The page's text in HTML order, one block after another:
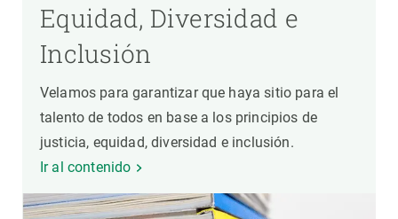
Equidad, Diversidad e
Inclusión
Velamos para garantizar que haya sitio para el
talento de todos en base a los principios de
justicia, equidad, diversidad e inclusión.
Ir al contenido